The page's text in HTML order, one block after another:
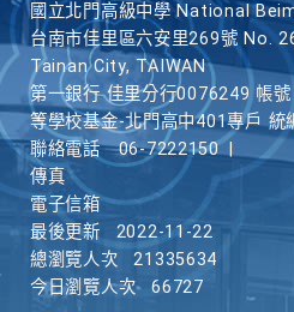
國立北門高級中學 National
台南市佳里區六安里269號 No.
Tainan City, TAIWAN
第一銀行 佳里分行0076249 帳
等學校基金-北門高中401專戶 統
聯絡電話
06-7222150
傳真
電子信箱
最後更新
2022-11-22
總瀏覽人次
21335634
今日瀏覽人次
66727